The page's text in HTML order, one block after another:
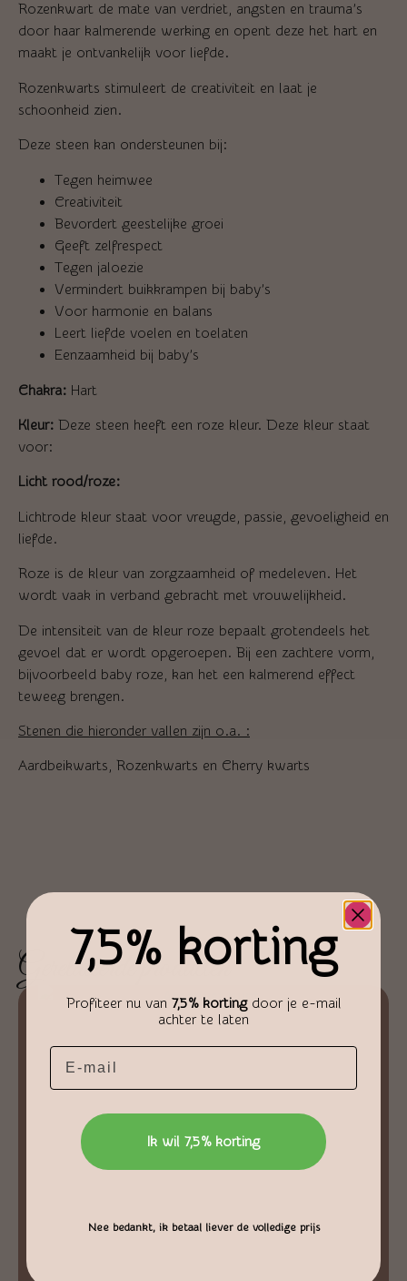
Rozenkwart de mate van verdriet, angsten en trauma’s
door haar kalmerende werking en opent deze het hart en
maakt je ontvankelijk voor liefde.
Rozenkwarts stimuleert de creativiteit en laat je
schoonheid zien.
Deze steen kan ondersteunen bij:
Tegen heimwee
Creativiteit
Bevordert geestelijke groei
Geeft zelfrespect
Tegen jaloezie
Vermindert buikkrampen bij baby’s
Voor harmonie en balans
Leert liefde voelen en toelaten
Eenzaamheid bij baby’s
Chakra: Hart
Kleur: Deze steen heeft een roze kleur. Deze kleur staat
voor:
Licht rood/roze:
Lichtrode kleur staat voor vreugde, passie, gevoeligheid en
liefde.
Roze is de kleur van zorgzaamheid of medeleven. Het
wordt vaak in verband gebracht met vrouwelijkheid.
De intensiteit van de kleur roze bepaalt grotendeels het
gevoel dat er wordt opgeroepen. Bij een zachtere vorm,
bijvoorbeeld baby roze, kan het een kalmerend effect
teweeg brengen.
Stenen die hieronder vallen zijn o.a. :
Aardbeikwarts, Rozenkwarts en Cherry kwarts
Gerelateerde producten
7,5% korting
Profiteer nu van 7,5% kortingdoor je e-mail
achter te laten
Email
Ik wil 7,5% korting
Nee bedankt, ik betaal liever de volledige prijs